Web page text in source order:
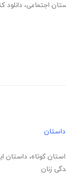
اجتماعی، دانلود
داستان
کوتاه، داستان
زنان